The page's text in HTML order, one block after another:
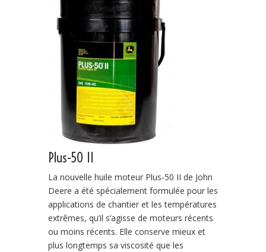
Plus-50 II
La nouvelle huile moteur Plus-50 II de John
Deere a été spécialement formulée pour les
applications de chantier et les températures
extrêmes, qu’il s’agisse de moteurs récents
ou moins récents. Elle conserve mieux et
plus longtemps sa viscosité que les